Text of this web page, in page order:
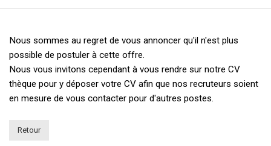
Nous sommes au regret de vous annoncer qu'il n'est plus
possible de postuler à cette offre.
Nous vous invitons cependant à vous rendre sur notre CV
thèque pour y déposer votre CV afin que nos recruteurs soient
en mesure de vous contacter pour d'autres postes.
Retour